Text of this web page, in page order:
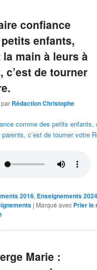
confiance
enfants,
main à leurs à
c’est de tourner
par Rédaction Christophe
comme des petits enfants,
c’est de tourner votre
2016, Enseignements 2024
| Marqué avec Prier le
Marie :